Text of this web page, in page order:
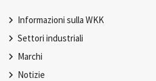
Informazioni sulla WKK
Settori industriali
Marchi
Notizie